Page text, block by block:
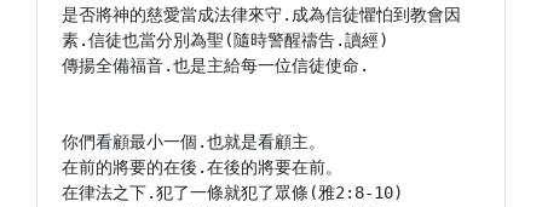
是否將神的慈愛當成法律來守.成為信徒懼怕到教會因
素.信徒也當分別為聖(隨時警醒禱告.讀經)
傳揚全備福音.也是主給每一位信徒使命.
你們看顧最小一個.也就是看顧主。
在前的將要的在後.在後的將要在前。
在律法之下.犯了一條就犯了眾條(雅2:8-10)